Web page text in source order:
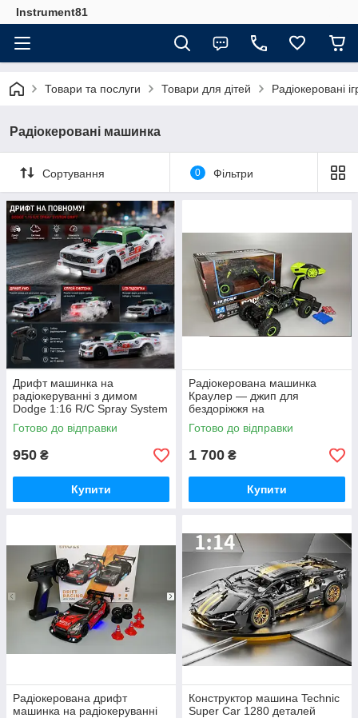
Instrument81
Товари та послуги Товари для дітей Радіокеровані
Радіокеровані машинка
Сортування 0 Фільтри
Дрифт машинка на
радіокеруванні з димом
Dodge 1:16 R/C Spray System
Drift
Готово до відправки
950 ₴
Купити
Радіокерована машинка
Краулер — джип для
бездоріжжя на
радіокеруванні
Готово до відправки
1 700 ₴
Купити
Радіокерована дрифт
машинка на радіокеруванні
Конструктор машина Technic
Super Car 1280 деталей